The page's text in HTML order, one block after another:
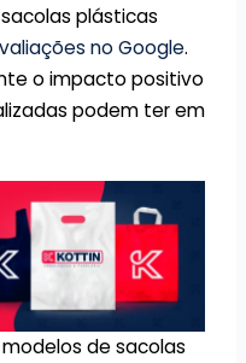
plásticas
no Google.
o impacto positivo
podem ter em
de sacolas